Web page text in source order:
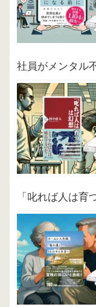
社員がメンタル
「叱れば人は育